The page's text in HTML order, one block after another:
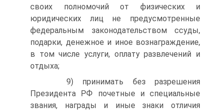
своих полномочий от физических и
юридических лиц не предусмотренные
федеральным законодательством ссуды,
подарки, денежное и иное вознаграждение,
в том числе услуги, оплату развлечений и
отдыха;
9) принимать без разрешения
Президента РФ почетные и специальные
звания, награды и иные знаки отличия